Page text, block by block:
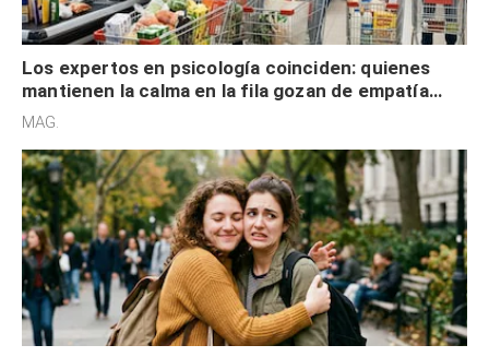
Los expertos en psicología coinciden: quienes
mantienen la calma en la fila gozan de empatía
cognitiva, gratitud y no solo tienen autocontrol
MAG.